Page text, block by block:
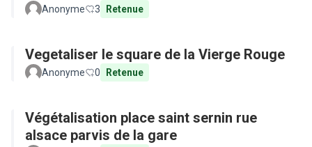
Anonyme 3 Retenue
Vegetaliser le square de la Vierge Rouge
Anonyme 0 Retenue
Végétalisation place saint sernin rue
alsace parvis de la gare